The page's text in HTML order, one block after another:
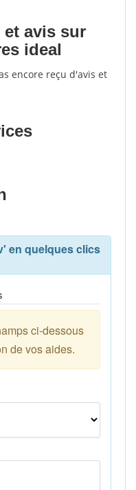
et avis sur
ideal
encore reçu d'avis et